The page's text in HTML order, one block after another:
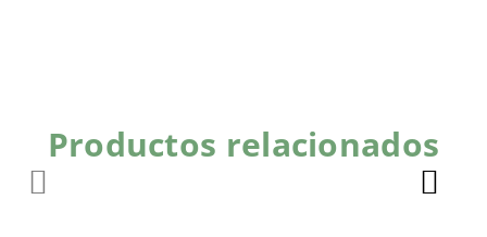
Productos relacionados